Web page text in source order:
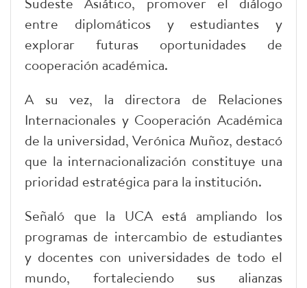
entre diplomáticos y estudiantes y
explorar futuras oportunidades de
cooperación académica.
A su vez, la directora de Relaciones
Internacionales y Cooperación Académica
de la universidad, Verónica Muñoz, destacó
que la internacionalización constituye una
prioridad estratégica para la institución.
Señaló que la UCA está ampliando los
programas de intercambio de estudiantes
y docentes con universidades de todo el
mundo, fortaleciendo sus alianzas